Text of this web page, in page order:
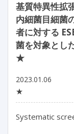
基質特異性拡
内細菌目細菌
者に対する
菌を対象とし
★
2023.01.06
★
Systematic